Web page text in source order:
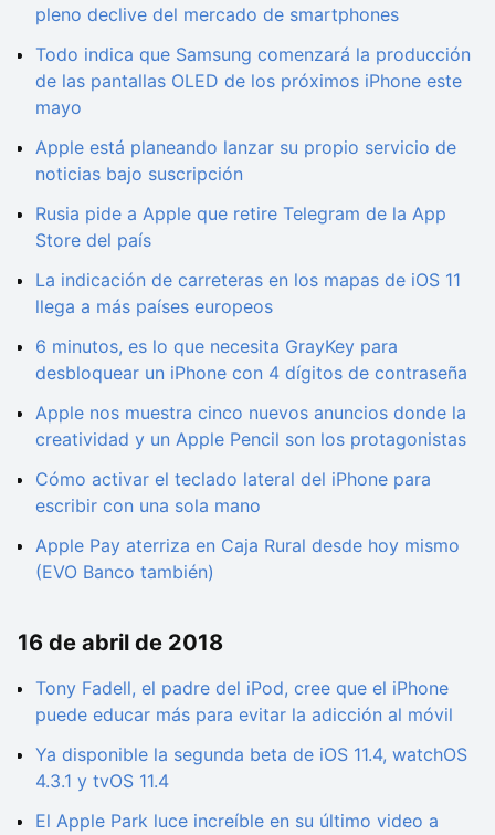
pleno declive del mercado de smartphones
Todo indica que Samsung comenzará la producción
de las pantallas OLED de los próximos iPhone este
mayo
Apple está planeando lanzar su propio servicio de
noticias bajo suscripción
Rusia pide a Apple que retire Telegram de la App
Store del país
La indicación de carreteras en los mapas de iOS 11
llega a más países europeos
6 minutos, es lo que necesita GrayKey para
desbloquear un iPhone con 4 dígitos de contraseña
Apple nos muestra cinco nuevos anuncios donde la
creatividad y un Apple Pencil son los protagonistas
Cómo activar el teclado lateral del iPhone para
escribir con una sola mano
Apple Pay aterriza en Caja Rural desde hoy mismo
(EVO Banco también)
16 de abril de 2018
Tony Fadell, el padre del iPod, cree que el iPhone
puede educar más para evitar la adicción al móvil
Ya disponible la segunda beta de iOS 11.4, watchOS
4.3.1 y tvOS 11.4
El Apple Park luce increíble en su último video a